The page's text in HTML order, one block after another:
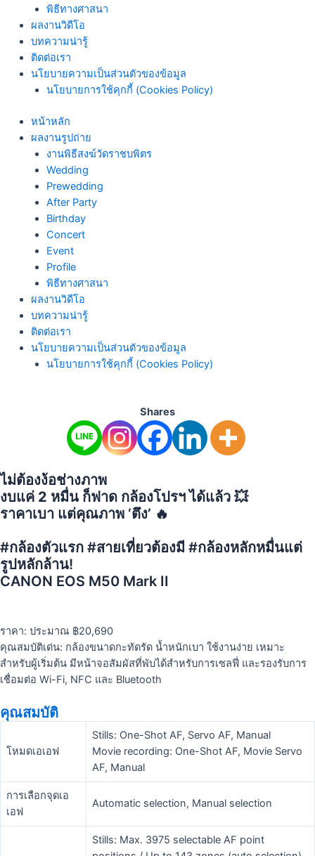
พิธีทางศาสนา
ผลงานวิดีโอ
บทความน่ารู้
ติดต่อเรา
นโยบายความเป็นส่วนตัวของข้อมูล
นโยบายการใช้คุกกี้ (Cookies Policy)
หน้าหลัก
ผลงานรูปถ่าย
งานพิธีสงฆ์วัดราชบพิตร
Wedding
Prewedding
After Party
Birthday
Concert
Event
Profile
พิธีทางศาสนา
ผลงานวิดีโอ
บทความน่ารู้
ติดต่อเรา
นโยบายความเป็นส่วนตัวของข้อมูล
นโยบายการใช้คุกกี้ (Cookies Policy)
Shares
ไม่ต้องง้อช่างภาพ
งบแค่ 2 หมื่น ก็ฟาด กล้องโปรฯได้แล้ว 💥
ราคาเบา แต่คุณภาพ ‘ตึง’ 🔥
#กล้องตัวแรก #สายเที่ยวต้องมี #กล้องหลักหมื่นแต่
รูปหลักล้าน!
CANON EOS M50 Mark II
ราคา: ประมาณ ฿20,690
คุณสมบัติเด่น: กล้องขนาดกะทัดรัด น้ำหนักเบา ใช้งานง่าย เหมาะ
สำหรับผู้เริ่มต้น มีหน้าจอสัมผัสที่พับได้สำหรับการเซลฟี่ และรองรับการ
เชื่อมต่อ Wi-Fi, NFC และ Bluetooth
คุณสมบัติ
โหมดเอเอฟ
Stills: One-Shot AF, Servo AF, Manual
Movie recording: One-Shot AF, Movie Servo
AF, Manual
การเลือกจุดเอ
เอฟ
Automatic selection, Manual selection
Stills: Max. 3975 selectable AF point